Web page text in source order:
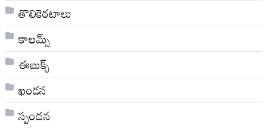
తొలికెరటాలు
కాలమ్స్
ఈబుక్స్
ఖండన
స్పందన